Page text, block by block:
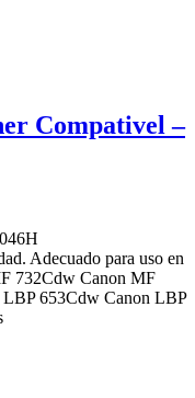
Compativel –
Adecuado para uso en
732Cdw Canon MF
653Cdw Canon LBP